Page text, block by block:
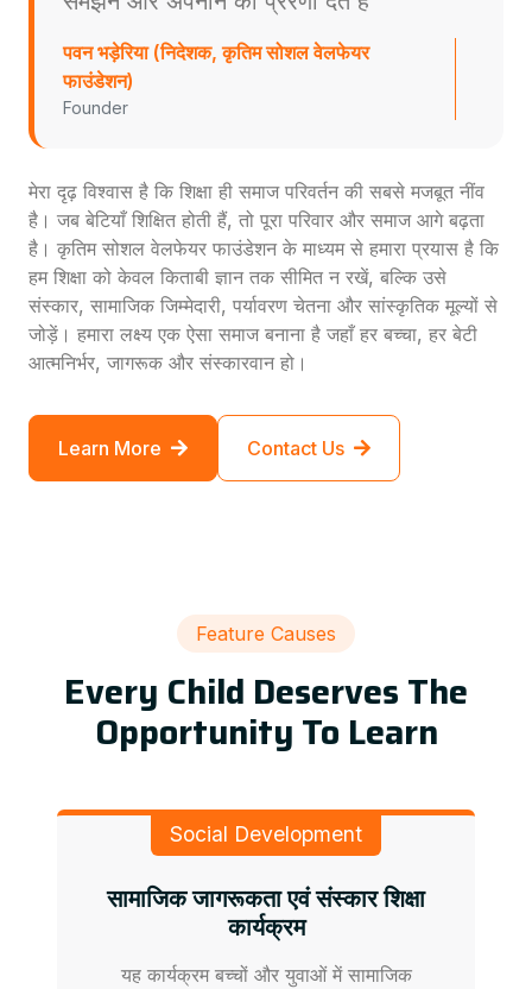
पवन भड़ेरिया (निदेशक, कृतिम सोशल वेलफेयर
फाउंडेशन)
Founder
मेरा दृढ़ विश्वास है कि शिक्षा ही समाज परिवर्तन की सबसे मजबूत नींव
है। जब बेटियाँ शिक्षित होती हैं, तो पूरा परिवार और समाज आगे बढ़ता
है। कृतिम सोशल वेलफेयर फाउंडेशन के माध्यम से हमारा प्रयास है कि
हम शिक्षा को केवल किताबी ज्ञान तक सीमित न रखें, बल्कि उसे
संस्कार, सामाजिक जिम्मेदारी, पर्यावरण चेतना और सांस्कृतिक मूल्यों से
जोड़ें। हमारा लक्ष्य एक ऐसा समाज बनाना है जहाँ हर बच्चा, हर बेटी
आत्मनिर्भर, जागरूक और संस्कारवान हो।
Learn More Contact Us
Feature Causes
Every Child Deserves The
Opportunity To Learn
Social Development
सामाजिक जागरूकता एवं संस्कार शिक्षा
कार्यक्रम
यह कार्यक्रम बच्चों और युवाओं में सामाजिक